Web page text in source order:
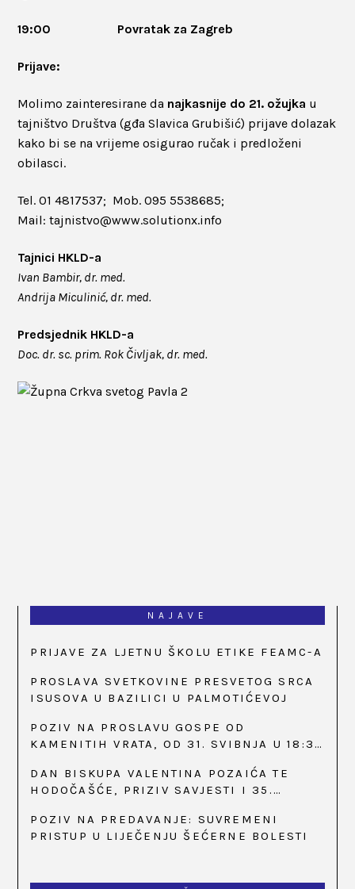
19:00 Povratak za Zagreb
Prijave:
Molimo zainteresirane da najkasnije do 21. ožujka u
tajništvo Društva (gđa Slavica Grubišić) prijave dolazak
kako bi se na vrijeme osigurao ručak i predloženi
obilasci.
Tel. 01 4817537; Mob. 095 5538685;
Mail: tajnistvo@www.solutionx.info
Tajnici HKLD-a
Ivan Bambir, dr. med.
Andrija Miculinić, dr. med.
Predsjednik HKLD-a
Doc. dr. sc. prim. Rok Čivljak, dr. med.
NAJAVE
PRIJAVE ZA LJETNU ŠKOLU ETIKE FEAMC-A
PROSLAVA SVETKOVINE PRESVETOG SRCA
ISUSOVA U BAZILICI U PALMOTIĆEVOJ
POZIV NA PROSLAVU GOSPE OD
KAMENITIH VRATA, OD 31. SVIBNJA U 18:30
DAN BISKUPA VALENTINA POZAIĆA TE
HODOČAŠĆE, PRIZIV SAVJESTI I 35.
BISTRICI, OD 15. DO 17. SVIBNJA
POZIV NA PREDAVANJE: SUVREMENI
PRISTUP U LIJEČENJU ŠEĆERNE BOLESTI